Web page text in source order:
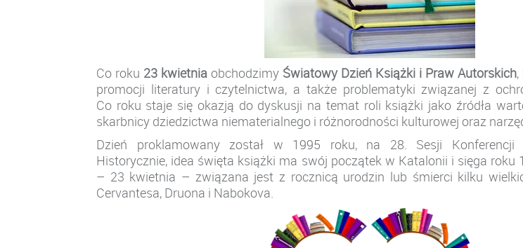
Co roku 23 kwietniaobchodzimy Światowy Dzień Książki i Praw Autorskich,
promocji literatury i czytelnictwa, a także problematyki związanej z
Co roku staje się okazją do dyskusji na temat roli książki jako źródła
skarbnicy dziedzictwa niematerialnego i różnorodności kulturowej oraz
Dzień proklamowany został w 1995 roku, na 28. Sesji Konferencji
Historycznie, idea święta książki ma swój początek w Katalonii i sięga roku
– 23 kwietnia – związana jest z rocznicą urodzin lub śmierci kilku
Cervantesa, Druona i Nabokova.